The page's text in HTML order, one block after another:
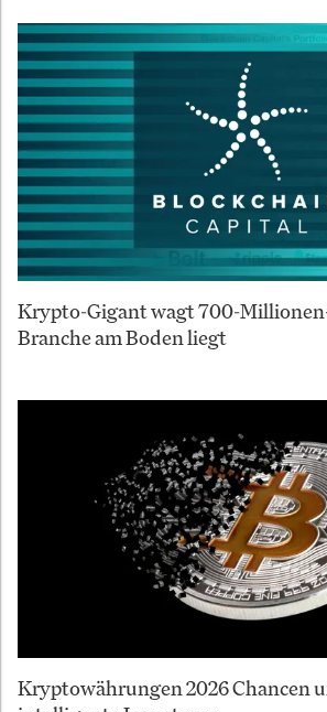
Krypto-Gigant wagt 700-
Branche am Boden liegt
Kryptowährungen 2026 Chancen